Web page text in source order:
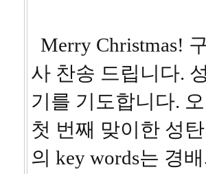
Merry Christmas!
사 찬송 드립니다.
기를 기도합니다.
첫 번째 맞이한 성
의 key words는 경